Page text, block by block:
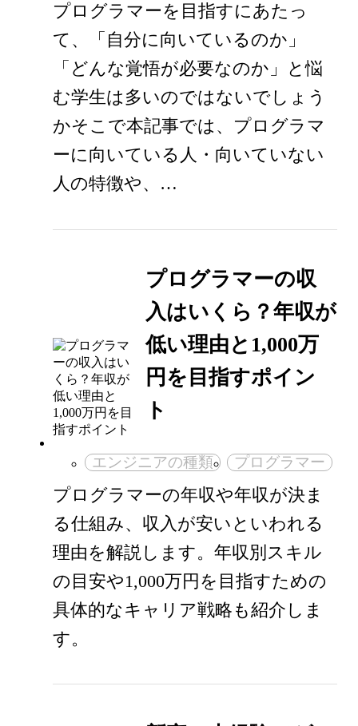
プログラマーを目指すにあたっ
て、「自分に向いているのか」
「どんな覚悟が必要なのか」と悩
む学生は多いのではないでしょう
かそこで本記事では、プログラマ
ーに向いている人・向いていない
人の特徴や、…
プログラマーの収
入はいくら？年収が
低い理由と1,000万
円を目指すポイン
ト
エンジニアの種類 プログラマー
プログラマーの年収や年収が決ま
る仕組み、収入が安いといわれる
理由を解説します。年収別スキル
の目安や1,000万円を目指すための
具体的なキャリア戦略も紹介しま
す。